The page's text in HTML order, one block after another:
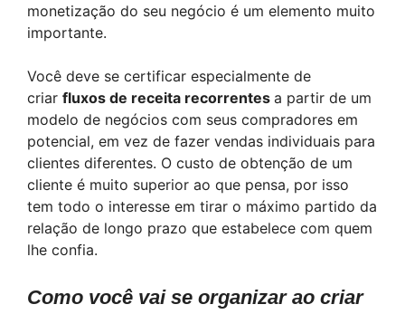
monetização do seu negócio é um elemento muito
importante.
Você deve se certificar especialmente de
criar fluxos de receita recorrentes a partir de um
modelo de negócios com seus compradores em
potencial, em vez de fazer vendas individuais para
clientes diferentes. O custo de obtenção de um
cliente é muito superior ao que pensa, por isso
tem todo o interesse em tirar o máximo partido da
relação de longo prazo que estabelece com quem
lhe confia.
Como você vai se organizar ao criar